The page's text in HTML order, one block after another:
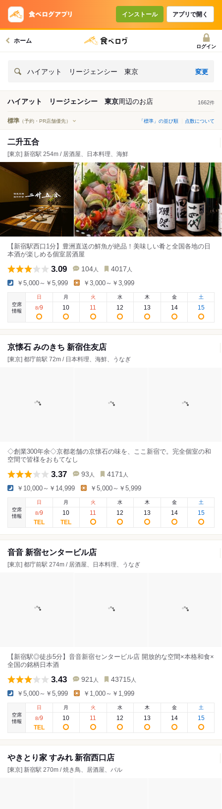
インストール アプリで開く
ホーム
ログイン
ハイアット リージェンシー 東京 変更
ハイアット リージェンシー 東京周辺のお店 1662件
標準 （予約・PR店舗優先） 「標準」の並び順 点数について
二升五合
[東京] 新宿駅 254m / 居酒屋、日本料理、海鮮
【新宿駅西口1分】豊洲直送の鮮魚が絶品！美味しい肴と全国各地の日
本酒が楽しめる個室居酒屋
3.09 104 人 4017 人
￥5,000～￥5,999 ￥3,000～￥3,999
空席
情報
日
8/9
月
10
火
11
水
12
木
13
金
14
土
15
京懐石 みのきち 新宿住友店
[東京] 都庁前駅 72m / 日本料理、海鮮、うなぎ
◇創業300年余◇京都老舗の京懐石の味を、ここ新宿で。完全個室の和
空間で皆様をおもてなし
3.37 93 人 4171 人
￥10,000～￥14,999 ￥5,000～￥5,999
空席
情報
日
8/9
月
10
火
11
水
12
木
13
金
14
土
15
音音 新宿センタービル店
[東京] 都庁前駅 274m / 居酒屋、日本料理、うなぎ
【新宿駅◎徒歩5分】音音新宿センタービル店 開放的な空間×本格和食×
全国の銘柄日本酒
3.43 921 人 43715 人
￥5,000～￥5,999 ￥1,000～￥1,999
空席
情報
日
8/9
月
10
火
11
水
12
木
13
金
14
土
15
やきとり家 すみれ 新宿西口店
[東京] 新宿駅 270m / 焼き鳥、居酒屋、バル